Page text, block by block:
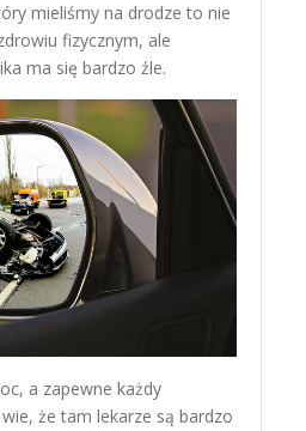
mieliśmy na drodze to nie
fizycznym, ale
ma się bardzo źle.
a zapewne każdy
że tam lekarze są bardzo